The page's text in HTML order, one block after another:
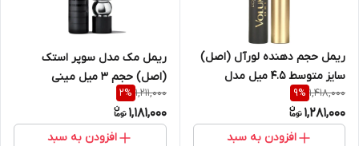
ریمل حجم دهنده لورآل (اصل)
سایز متوسط ۴.۵ میل مدل
Loreal paris Voluminous,
Original Mascara, 310
Blackest Black
1,418,000
9%
1,281,000
افزودن به سبد
ریمل مک مدل سوپر استک
(اصل) حجم ۳ میل مینی
MACMac Superstack
Mascara
1,211,000
2%
1,181,000
افزودن به سبد